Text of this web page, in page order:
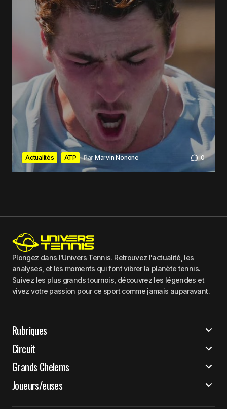
Actualités ATP Par Marvin Nonone 0
Plongez dans l'Univers Tennis. Retrouvez l'actualité, les
analyses, et les moments qui font vibrer la planète tennis.
Suivez les plus grands tournois, découvrez les légendes et
vivez votre passion pour ce sport comme jamais auparavant.
Rubriques
Circuit
Grands Chelems
Joueurs/euses